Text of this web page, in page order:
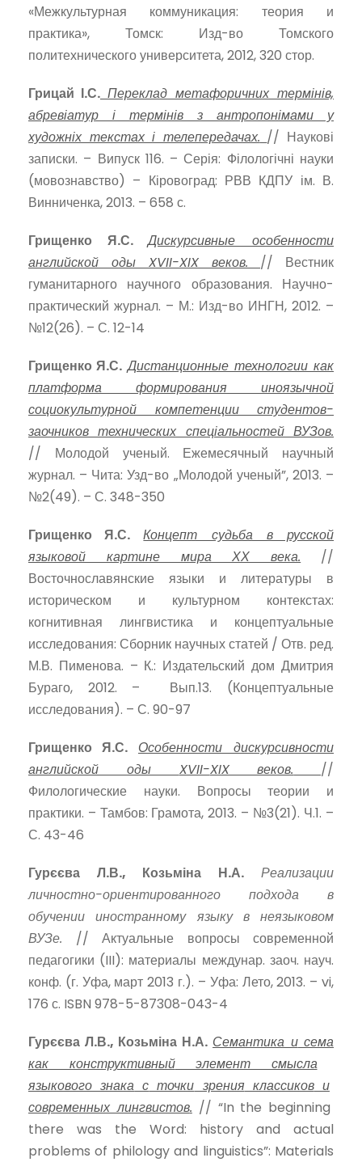
«Межкультурная коммуникация: теория и
практика», Томск: Изд-во Томского
политехнического университета, 2012, 320 стор.
Грицай І.С. Переклад метафоричних термінів,
абревіатур і термінів з антропонімами у
художніх текстах і телепередачах. // Наукові
записки. – Випуск 116. – Серія: Філологічні науки
(мовознавство) – Кіровоград: РВВ КДПУ ім. В.
Винниченка, 2013. – 658 с.
Грищенко Я.С.Дискурсивные особенности
английской оды XVII-XIX веков.
// Вестник
гуманитарного научного образования. Научно-
практический журнал. – М.: Изд-во ИНГН, 2012. –
№12(26). – С. 12-14
Грищенко Я.С. Дистанционные технологии как
платформа формирования иноязычной
социокультурной компетенции студентов-
заочников технических спеціальностей ВУЗов.
// Молодой ученый. Ежемесячный научный
журнал. – Чита: Узд-во „Молодой ученый”, 2013. –
№2(49). – С. 348-350
Грищенко Я.С.
Концепт судьба в русской
языковой картине мира ХХ века. //
Восточнославянские языки и литературы в
историческом и культурном контекстах:
когнитивная лингвистика и концептуальные
исследования: Сборник научных статей / Отв. ред.
М.В. Пименова. – К.: Издательский дом Дмитрия
Бураго, 2012. – Вып.13. (Концептуальные
исследования). – С. 90-97
Грищенко Я.С.
Особенности дискурсивности
английской оды XVII-XIX веков.
//
Филологические науки. Вопросы теории и
практики. – Тамбов: Грамота, 2013. – №3(21). Ч.1. –
С. 43-46
Гурєєва Л.В., Козьміна Н.А.
Реализации
личностно-ориентированного подхода в
обучении иностранному языку в неязыковом
ВУЗе. // Актуальные вопросы современной
педагогики (III): материалы междунар. заоч. науч.
конф. (г. Уфа, март 2013 г.). – Уфа: Лето, 2013. – vi,
176 с. ISBN 978-5-87308-043-4
Гурєєва Л.В., Козьміна Н.А. Семантика исема
как конструктивныйэлемент смысла
языкового знака с точки зренияклассикови
современных лингвистов. // “In the beginning
there was the Word: history and actual
problems of philology and linguistics”: Materials